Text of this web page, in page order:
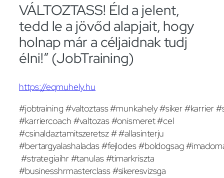
VÁLTOZTASS! Éld a jelent,
tedd le a jövőd alapjait, hogy
holnap már a céljaidnak tudj
élni!” (JobTraining)
https://eqmuhely.hu
#jobtraining #valtoztass #munkahely #siker #karrier
#karriercoach #valtozas #onismeret #cel
#csinaldaztamitszeretsz # #allasinterju
#bertargyalashaladas #fejlodes #boldogsag
#strategiaihr #tanulas #timarkriszta
#businesshrmasterclass #sikeresvizsga